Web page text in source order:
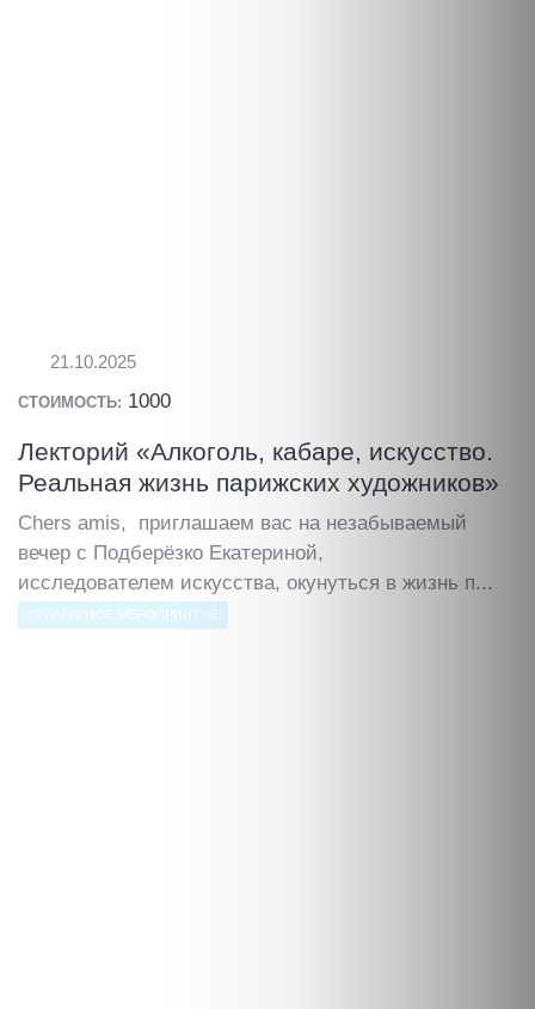
21.10.2025
СТОИМОСТЬ: 1000
Лекторий «Алкоголь, кабаре, искусство.
Реальная жизнь парижских художников»
Chers amis, приглашаем вас на незабываемый
вечер с Подберёзко Екатериной,
исследователем искусства, окунуться в жизнь п...
КУЛЬТУРНОЕ МЕРОПРИЯТИЕ